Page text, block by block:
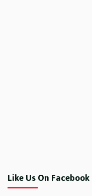
Like Us On Facebook